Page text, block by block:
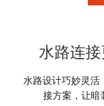
水路连
水路设计巧妙灵活
接方案，让暗